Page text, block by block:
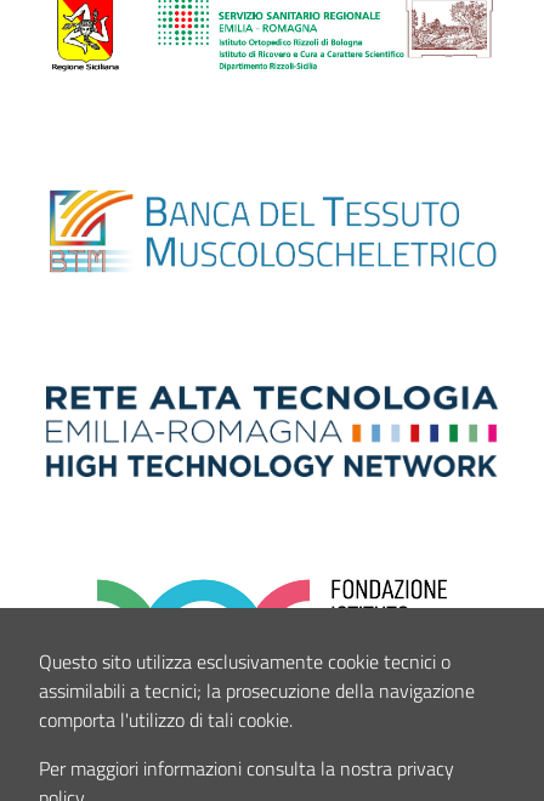
Questo sito utilizza esclusivamente cookie tecnici o
assimilabili a tecnici; la prosecuzione della navigazione
comporta l'utilizzo di tali cookie.
Per maggiori informazioni consulta la nostra privacy